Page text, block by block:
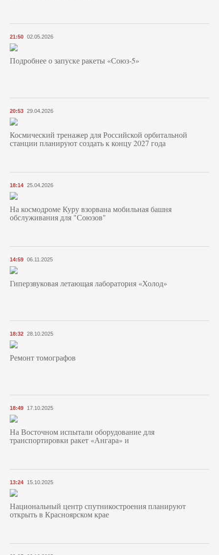
21:50 02.05.2026
Подробнее о запуске ракеты «Союз‑5»
20:53 29.04.2026
Космический тренажер для Российской орбитальной
станции планируют создать к концу 2027 года
18:14 25.04.2026
На космодроме Куру взорвана мобильная башня
обслуживания для "Союзов"
14:59 06.11.2025
Гиперзвуковая летающая лаборатория «Холод»
18:32 28.10.2025
Ремонт томографов
18:49 17.10.2025
На Восточном испытали оборудование для
транспортировки ракет «Ангара» и
13:24 15.10.2025
Национальный центр спутникостроения планируют
открыть в Красноярском крае